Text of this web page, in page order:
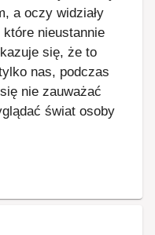
a oczy widziały
które nieustannie
się, że to
nas, podczas
nie zauważać
świat osoby